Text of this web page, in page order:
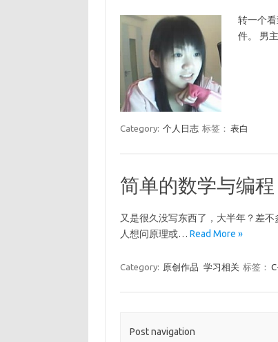
转一个
件。 男
Category: 个人日志 标签： 表白
简单的数学与编程
又是很久没写东西了，大半年？差
人想问原理或… Read More »
Category: 原创作品 学习相关 标签：
Post navigation